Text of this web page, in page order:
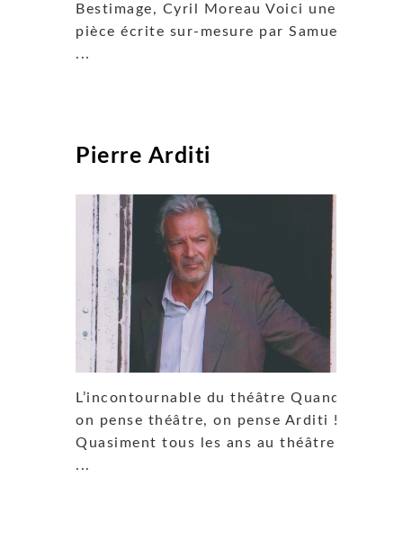
Bestimage, Cyril Moreau Voici une
pièce écrite sur-mesure par Samuel
...
Pierre Arditi
L’incontournable du théâtre Quand
on pense théâtre, on pense Arditi !
Quasiment tous les ans au théâtre
...